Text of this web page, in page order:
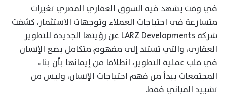
في وقت يشهد فيه السوق العقاري المصري تغيرات
متسارعة في احتياجات العملاء وتوجهات الاستثمار، كشفت
شركة LARZ Developments عن رؤيتها الجديدة للتطوير
العقاري، والتي تستند إلى مفهوم متكامل يضع الإنسان
في قلب عملية التطوير، انطلاقا من إيمانها بأن بناء
المجتمعات يبدأ من فهم احتياجات الإنسان، وليس من
تشييد المباني فقط.